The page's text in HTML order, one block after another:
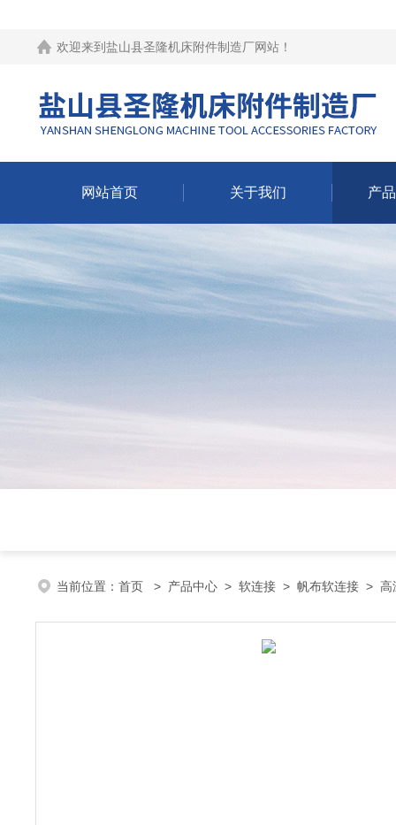
欢迎来到 盐山县圣隆机床附件制造厂网站 ！
网站首页 关于我们 产
当前位置： 首页 > 产品中心 > 软连接 > 帆布软连接 > 高